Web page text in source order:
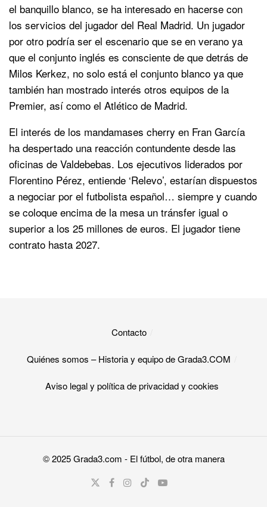
el banquillo blanco, se ha interesado en hacerse con
los servicios del jugador del Real Madrid. Un jugador
por otro podría ser el escenario que se en verano ya
que el conjunto inglés es consciente de que detrás de
Milos Kerkez, no solo está el conjunto blanco ya que
también han mostrado interés otros equipos de la
Premier, así como el Atlético de Madrid.
El interés de los mandamases cherry en Fran García
ha despertado una reacción contundente desde las
oficinas de Valdebebas. Los ejecutivos liderados por
Florentino Pérez, entiende ‘Relevo’, estarían dispuestos
a negociar por el futbolista español… siempre y cuando
se coloque encima de la mesa un tránsfer igual o
superior a los 25 millones de euros. El jugador tiene
contrato hasta 2027.
Contacto
Quiénes somos – Historia y equipo de Grada3.COM
Aviso legal y política de privacidad y cookies​
© 2025Grada3.com - El fútbol, de otra manera